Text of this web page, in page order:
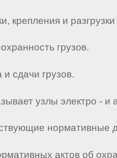
крепления и
грузов.
сдачи грузов.
узлы электро - и
нормативные
актов об